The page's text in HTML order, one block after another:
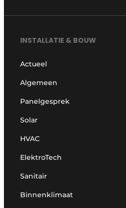
INSTALLATIE & BOUW
Actueel
Algemeen
Panelgesprek
Solar
HVAC
ElektroTech
Sanitair
Binnenklimaat